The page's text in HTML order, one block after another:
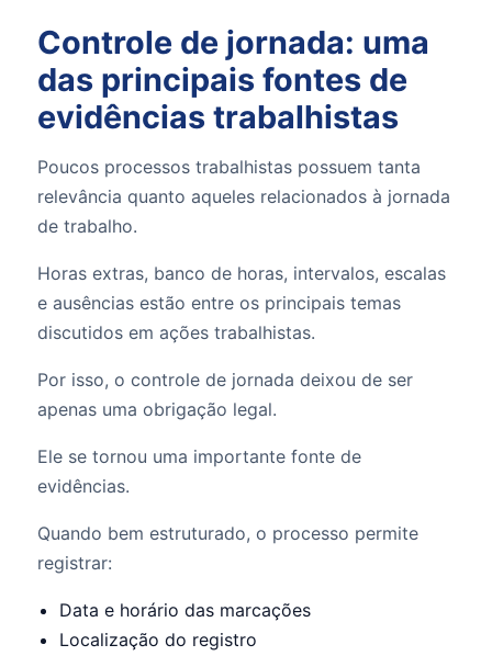
Controle de jornada: uma
das principais fontes de
evidências trabalhistas
Poucos processos trabalhistas possuem tanta
relevância quanto aqueles relacionados à jornada
de trabalho.
Horas extras, banco de horas, intervalos, escalas
e ausências estão entre os principais temas
discutidos em ações trabalhistas.
Por isso, o controle de jornada deixou de ser
apenas uma obrigação legal.
Ele se tornou uma importante fonte de
evidências.
Quando bem estruturado, o processo permite
registrar:
Data e horário das marcações
Localização do registro